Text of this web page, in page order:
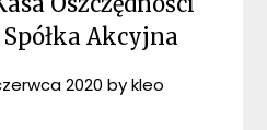
Akcyjna
2020 bykleo